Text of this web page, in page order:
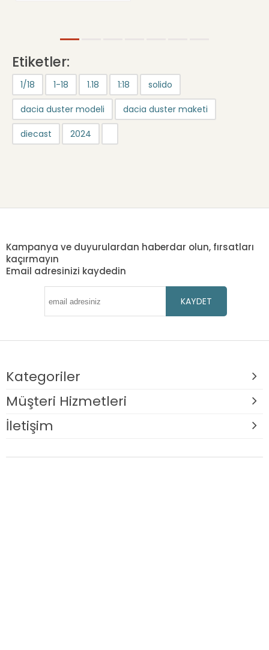
Etiketler:
1/18 1-18 1.18 1:18 solido
dacia duster modeli dacia duster maketi
diecast 2024
Kampanya ve duyurulardan haberdar olun, fırsatları
kaçırmayın
Email adresinizi kaydedin
KAYDET
Kategoriler
Müşteri Hizmetleri
İletişim